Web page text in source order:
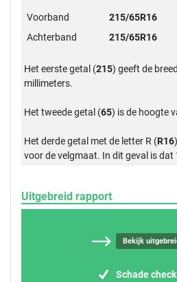
Voorband
215/65R16
Achterband
215/65R16
Het eerste getal (215) geeft de
millimeters.
Het tweede getal (65) is de hoogte
Het derde getal met de letter R (R16
voor de velgmaat. In dit geval is dat
Uitgebreid rapport
Bekijk
Schade check